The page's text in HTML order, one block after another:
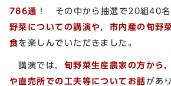
786通 ！ その中から抽選で20組40
野菜についての講演や，市内産の旬野
食を楽しんでいただきました。
講演では， 旬野菜生産農家の方から
や直売所での工夫等についてお話 があ